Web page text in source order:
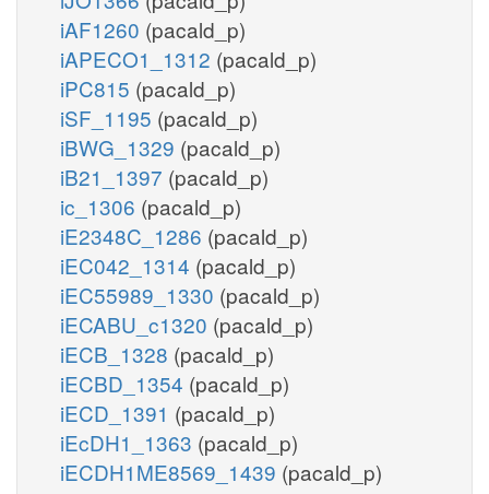
iAF1260 (pacald_p)
iAPECO1_1312 (pacald_p)
iPC815 (pacald_p)
iSF_1195 (pacald_p)
iBWG_1329 (pacald_p)
iB21_1397 (pacald_p)
ic_1306 (pacald_p)
iE2348C_1286 (pacald_p)
iEC042_1314 (pacald_p)
iEC55989_1330 (pacald_p)
iECABU_c1320 (pacald_p)
iECB_1328 (pacald_p)
iECBD_1354 (pacald_p)
iECD_1391 (pacald_p)
iEcDH1_1363 (pacald_p)
iECDH1ME8569_1439 (pacald_p)